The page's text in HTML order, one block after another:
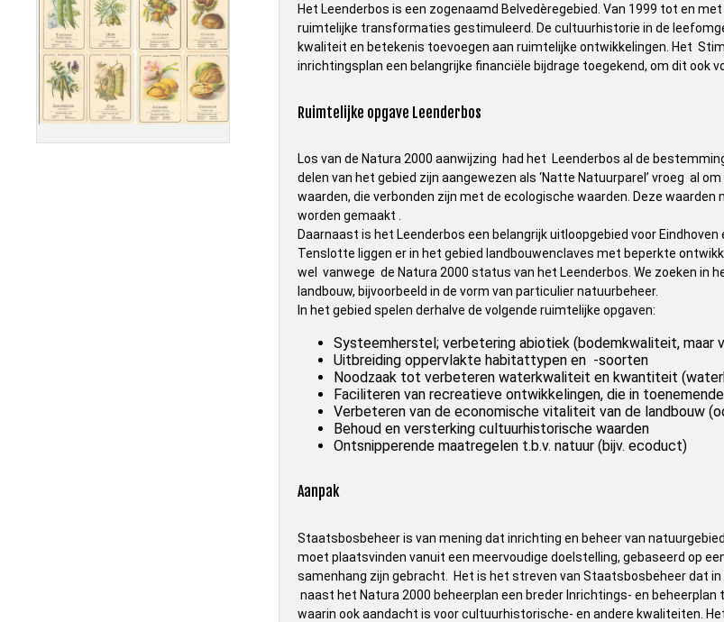
Het Leenderbos is een zogenaamd Belvedèregebied. Van 1999 tot en
ruimtelijke transformaties gestimuleerd. De cultuurhistorie in de
kwaliteit en betekenis toevoegen aan ruimtelijke ontwikkelingen. Het
inrichtingsplan een belangrijke financiële bijdrage toegekend, om dit ook
Ruimtelijke opgave Leenderbos
Los van de Natura 2000 aanwijzing had het Leenderbos al de
delen van het gebied zijn aangewezen als ‘Natte Natuurparel’ vroeg al
waarden, die verbonden zijn met de ecologische waarden. Deze
worden gemaakt .
Daarnaast is het Leenderbos een belangrijk uitloopgebied voor Eindhoven
Tenslotte liggen er in het gebied landbouwenclaves met beperkte
wel vanwege de Natura 2000 status van het Leenderbos. We zoeken in
landbouw, bijvoorbeeld in de vorm van particulier natuurbeheer.
In het gebied spelen derhalve de volgende ruimtelijke opgaven:
Systeemherstel; verbetering abiotiek (bodemkwaliteit, maar
Uitbreiding oppervlakte habitattypen en -soorten
Noodzaak tot verbeteren waterkwaliteit en kwantiteit
Faciliteren van recreatieve ontwikkelingen, die in
Verbeteren van de economische vitaliteit van de landbouw
Behoud en versterking cultuurhistorische waarden
Ontsnipperende maatregelen t.b.v. natuur (bijv. ecoduct)
Aanpak
Staatsbosbeheer is van mening dat inrichting en beheer van
moet plaatsvinden vanuit een meervoudige doelstelling, gebaseerd op
samenhang zijn gebracht. Het is het streven van Staatsbosbeheer dat
naast het Natura 2000 beheerplan een breder Inrichtings- en
waarin ook aandacht is voor cultuurhistorische- en andere kwaliteiten.